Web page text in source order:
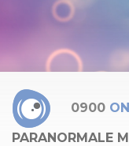
0900
PARANORMALE